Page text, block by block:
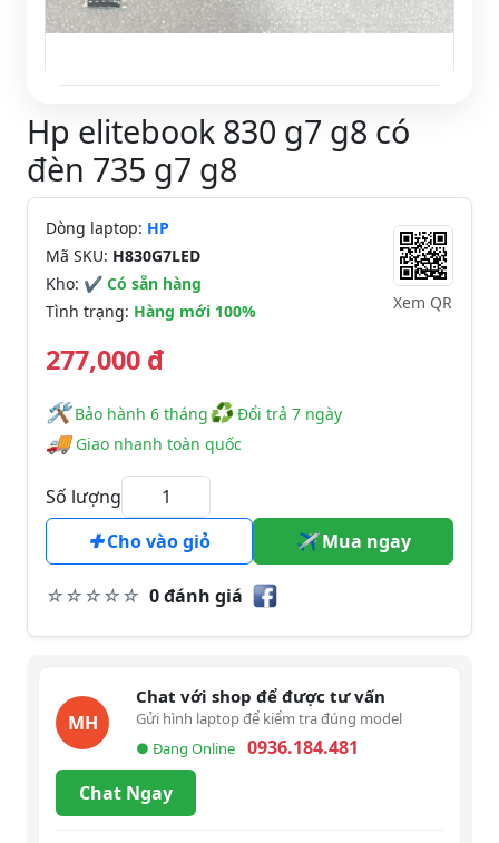
Hp elitebook 830 g7 g8 có
đèn 735 g7 g8
Dòng laptop: HP
Mã SKU: H830G7LED
Kho: ✔ Có sẵn hàng
Tình trạng: Hàng mới 100% Xem QR
277,000 đ
🛠️️ Bảo hành 6 tháng♻Đổi trả 7 ngày
🚚Giao nhanh toàn quốc
Số lượng
Cho vào giỏ
Mua ngay
0 đánh giá
MH
Chat với shop để được tư vấn
Gửi hình laptop để kiểm tra đúng model
● Đang Online
0936.184.481
Chat Ngay